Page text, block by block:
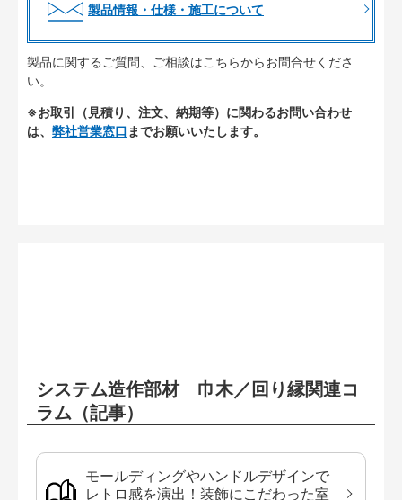
製品情報・仕様・施工について
製品に関するご質問、ご相談はこちらからお問合せくださ
い。
※お取引（見積り、注文、納期等）に関わるお問い合わせ
は、 弊社営業窓口 までお願いいたします。
システム造作部材 巾木／回り縁関連コ
ラム（記事）
モールディングやハンドルデザインで
レトロ感を演出！装飾にこだわった室